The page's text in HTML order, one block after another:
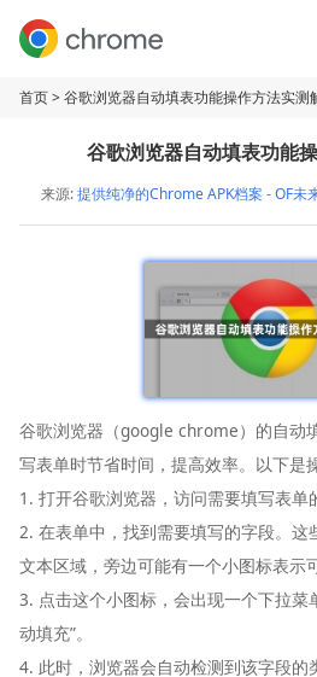
首页> 谷歌浏览器自动填表功能操作方法实测
谷歌浏览器自动填表功能
来源:提供纯净的Chrome APK档案 - OF未
谷歌浏览器（google chrome）的自动
写表单时节省时间，提高效率。以下是
1. 打开谷歌浏览器，访问需要填写表单
2. 在表单中，找到需要填写的字段。
文本区域，旁边可能有一个小图标表示
3. 点击这个小图标，会出现一个下拉菜
动填充”。
4. 此时，浏览器会自动检测到该字段的